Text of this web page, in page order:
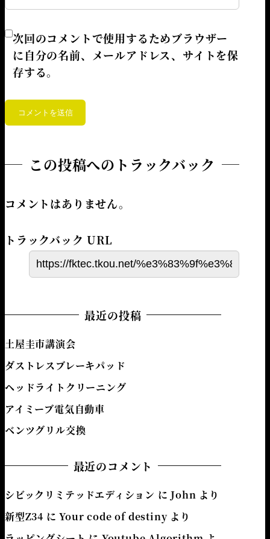
次回のコメントで使用するためブラウザー
に自分の名前、メールアドレス、サイトを保
存する。
この投稿へのトラックバック
コメントはありません。
トラックバック URL
最近の投稿
土屋圭市講演会
ダストレスブレーキパッド
ヘッドライトクリーニング
アイミーブ電気自動車
ベンツグリル交換
最近のコメント
シビックリミテッドエディション にJohn より
新型Z34 にYour code of destinyより